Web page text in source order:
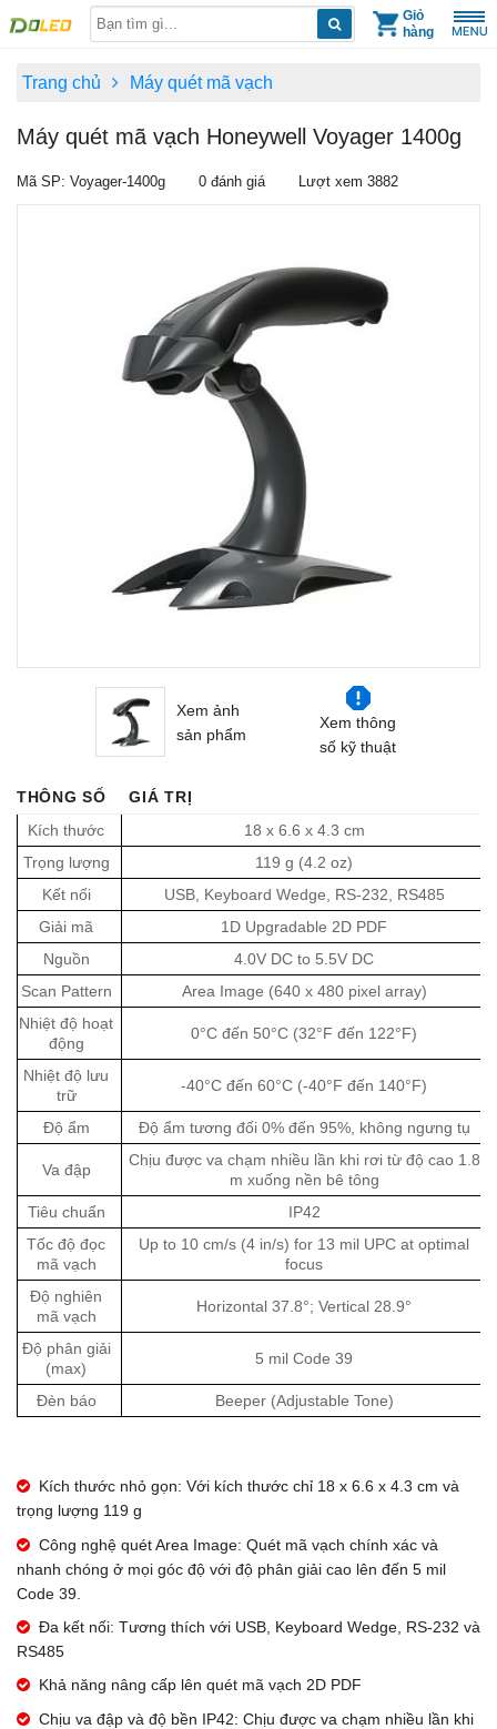
Giỏ
hàng
Trang chủ Máy quét mã vạch
Máy quét mã vạch Honeywell Voyager 1400g
Mã SP: Voyager-1400g 0 đánh giá Lượt xem 3882
Xem ảnh
sản phẩm
Xem thông
số kỹ thuật
THÔNG SỐ
GIÁ TRỊ
Kích thước
18 x 6.6 x 4.3 cm
Trọng lượng
119 g (4.2 oz)
Kết nối
USB, Keyboard Wedge, RS-232, RS485
Giải mã
1D Upgradable 2D PDF
Nguồn
4.0V DC to 5.5V DC
Scan Pattern
Area Image (640 x 480 pixel array)
Nhiệt độ hoạt
động
0°C đến 50°C (32°F đến 122°F)
Nhiệt độ lưu
trữ
-40°C đến 60°C (-40°F đến 140°F)
Độ ẩm Độ ẩm tương đối 0% đến 95%, không ngưng tụ
Va đập
Chịu được va chạm nhiều lần khi rơi từ độ cao 1.8
m xuống nền bê tông
Tiêu chuẩn
IP42
Tốc độ đọc
mã vạch
Up to 10 cm/s (4 in/s) for 13 mil UPC at optimal
focus
Độ nghiên
mã vạch
Horizontal 37.8°; Vertical 28.9°
Độ phân giải
(max)
5 mil Code 39
Đèn báo Beeper (Adjustable Tone)
Kích thước nhỏ gọn: Với kích thước chỉ 18 x 6.6 x 4.3 cm và
trọng lượng 119 g
Công nghệ quét Area Image: Quét mã vạch chính xác và
nhanh chóng ở mọi góc độ với độ phân giải cao lên đến 5 mil
Code 39.
Đa kết nối: Tương thích với USB, Keyboard Wedge, RS-232 và
RS485
Khả năng nâng cấp lên quét mã vạch 2D PDF
Chịu va đập và độ bền IP42: Chịu được va chạm nhiều lần khi